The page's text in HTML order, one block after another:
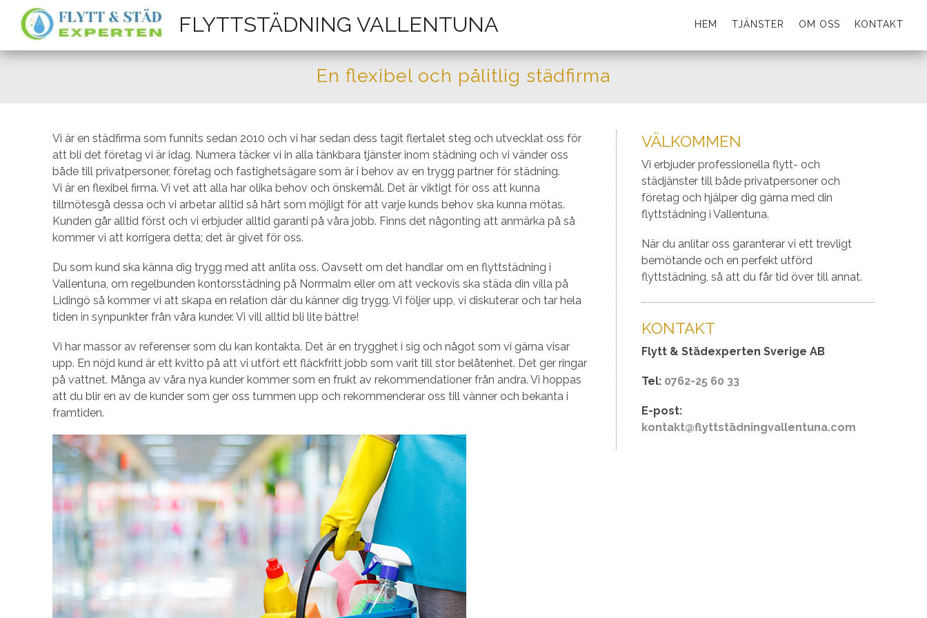
HEM TJÄNSTER OM OSS KONTAKT
FLYTTSTÄDNING VALLENTUNA
En flexibel och pålitlig städfirma
Vi är en städfirma som funnits sedan 2010 och vi har sedan dess tagit flertalet steg och utvecklat oss för
att bli det företag vi är idag. Numera täcker vi in alla tänkbara tjänster inom städning och vi vänder oss
både till privatpersoner, företag och fastighetsägare som är i behov av en trygg partner för städning.
Vi är en flexibel firma. Vi vet att alla har olika behov och önskemål. Det är viktigt för oss att kunna
tillmötesgå dessa och vi arbetar alltid så hårt som möjligt för att varje kunds behov ska kunna mötas.
Kunden går alltid först och vi erbjuder alltid garanti på våra jobb. Finns det någonting att anmärka på så
kommer vi att korrigera detta; det är givet för oss.
Du som kund ska känna dig trygg med att anlita oss. Oavsett om det handlar om en flyttstädning i
Vallentuna, om regelbunden kontorsstädning på Norrmalm eller om att veckovis ska städa din villa på
Lidingö så kommer vi att skapa en relation där du känner dig trygg. Vi följer upp, vi diskuterar och tar hela
tiden in synpunkter från våra kunder. Vi vill alltid bli lite bättre!
Vi har massor av referenser som du kan kontakta. Det är en trygghet i sig och något som vi gärna visar
upp. En nöjd kund är ett kvitto på att vi utfört ett fläckfritt jobb som varit till stor belåtenhet. Det ger ringar
på vattnet. Många av våra nya kunder kommer som en frukt av rekommendationer från andra. Vi hoppas
att du blir en av de kunder som ger oss tummen upp och rekommenderar oss till vänner och bekanta i
framtiden.
VÄLKOMMEN
Vi erbjuder professionella flytt- och
städjänster till både privatpersoner och
företag och hjälper dig gärna med din
flyttstädning i Vallentuna.
När du anlitar oss garanterar vi ett trevligt
bemötande och en perfekt utförd
flyttstädning, så att du får tid över till annat.
KONTAKT
Flytt & Städexperten Sverige AB
Tel: 0762-25 60 33
E-post:
kontakt@flyttstädningvallentuna.com